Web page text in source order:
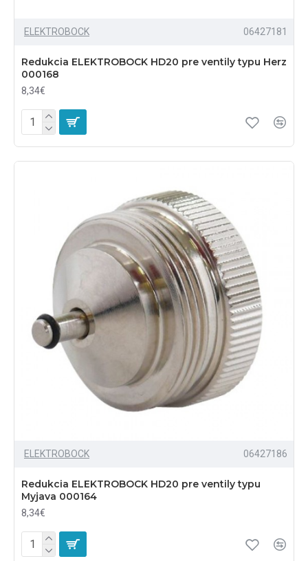
ELEKTROBOCK 06427181
Redukcia ELEKTROBOCK HD20 pre ventily typu Herz
000168
8,34€
ELEKTROBOCK 06427186
Redukcia ELEKTROBOCK HD20 pre ventily typu
Myjava 000164
8,34€